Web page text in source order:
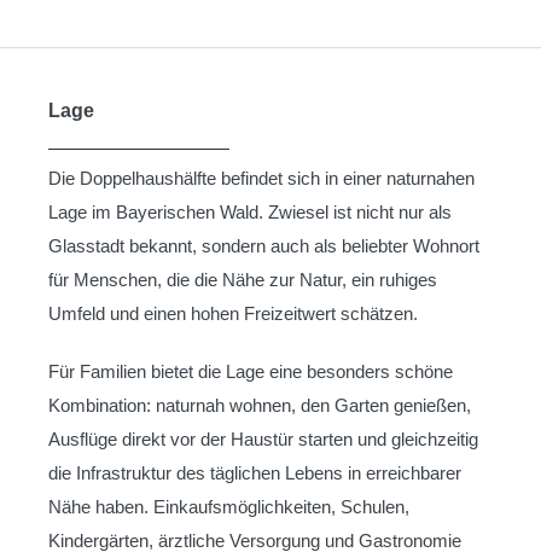
Lage
Die Doppelhaushälfte befindet sich in einer naturnahen
Lage im Bayerischen Wald. Zwiesel ist nicht nur als
Glasstadt bekannt, sondern auch als beliebter Wohnort
für Menschen, die die Nähe zur Natur, ein ruhiges
Umfeld und einen hohen Freizeitwert schätzen.
Für Familien bietet die Lage eine besonders schöne
Kombination: naturnah wohnen, den Garten genießen,
Ausflüge direkt vor der Haustür starten und gleichzeitig
die Infrastruktur des täglichen Lebens in erreichbarer
Nähe haben. Einkaufsmöglichkeiten, Schulen,
Kindergärten, ärztliche Versorgung und Gastronomie